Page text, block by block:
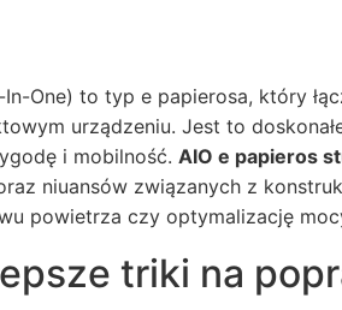
In-One) to typ e papierosa, który
urządzeniu. Jest to
i mobilność. AIO e papieros
niuansów związanych z
powietrza czy optymalizację
triki na